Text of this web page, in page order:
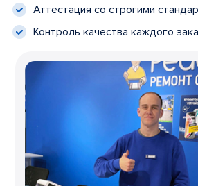
Аттестация со строгими
Контроль качества каждого